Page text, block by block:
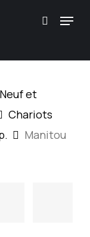
Menu
et
Chariots
Manitou